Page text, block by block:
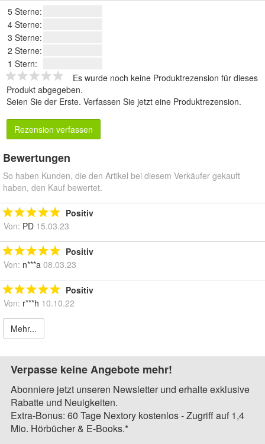
5 Sterne:
4 Sterne:
3 Sterne:
2 Sterne:
1 Stern:
Es wurde noch keine Produktrezension für dieses
Produkt abgegeben.
Seien Sie der Erste. Verfassen Sie jetzt eine Produktrezension.
Rezension verfassen
Bewertungen
So haben Kunden, die den Artikel bei diesem Verkäufer gekauft
haben, den Kauf bewertet.
Positiv
Von: PD 15.03.23
Positiv
Von: n***a 08.03.23
Positiv
Von: r***h 10.10.22
Mehr...
Verpasse keine Angebote mehr!
Abonniere jetzt unseren Newsletter und erhalte exklusive
Rabatte und Neuigkeiten.
Extra-Bonus: 60 Tage Nextory kostenlos - Zugriff auf 1,4
Mio. Hörbücher & E-Books.*